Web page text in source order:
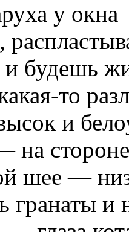
у окна
и будешь
то
и
на
шее —
гранаты и